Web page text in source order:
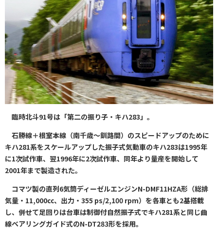
臨時北斗91号は「第二の振り子・キハ283」。
石勝線＋根室本線（南千歳～釧路間）のスピードアップのために
キハ281系をスケールアップした振子式気動車のキハ283は1995年
に1次試作車、翌1996年に2次試作車、同年より量産を開始して
2001年まで製造された。
コマツ製の直列6気筒ディーゼルエンジンN-DMF11HZA形（総排
気量・11,000㏄、出力・355 ps/2,100 rpm）を各車とも2基搭載
し、併せて足回りは台車は制御付自然振子式でキハ281系と同じ曲
線ベアリングガイド式のN-DT283形を採用。